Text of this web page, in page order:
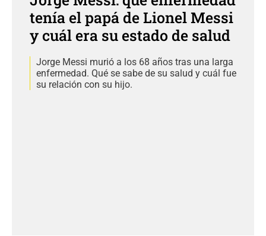
tenía el papá de Lionel Messi
y cuál era su estado de salud
Jorge Messi murió a los 68 años tras una larga
enfermedad. Qué se sabe de su salud y cuál fue
su relación con su hijo.